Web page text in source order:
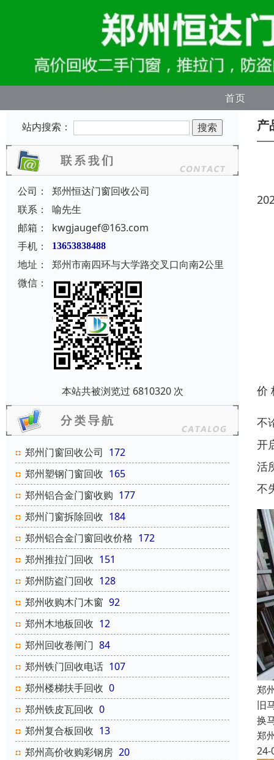
首页
站内搜索：
公司：
郑州恒达门窗回收公司
联系：
喻先生
邮箱：
kwgjaugef@163.com
手机：
13653838488
地址：
郑州市南四环与大学路交叉口向南2公里
微信：
本站共被浏览过 6810320 次
郑州门窗回收公司 172
郑州塑钢门窗回收 165
郑州铝合金门窗收购 177
郑州门窗拆除回收 184
郑州铝合金门窗回收价格 172
郑州推拉门回收 151
郑州防盗门回收 128
郑州收购木门木窗 92
郑州木地板回收 12
郑州回收卷闸门 84
郑州铁门回收电话 107
郑州楼梯扶手回收 0
郑州铁皮瓦回收 0
郑州复合板回收 13
郑州高价收购彩钢房 20
产
价
不
开
活
不
郑
旧
换
郑
24-